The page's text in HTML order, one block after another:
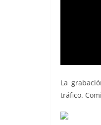
La
tráfico.